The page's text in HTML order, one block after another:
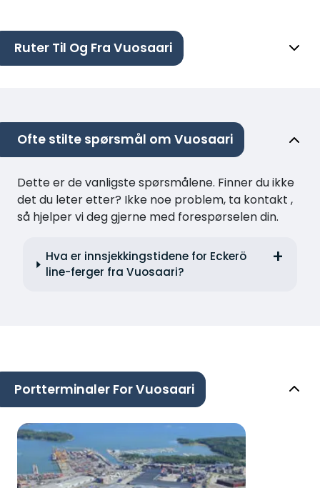
Ruter Til Og Fra Vuosaari
Ofte stilte spørsmål om Vuosaari
Dette er de vanligste spørsmålene. Finner du ikke
det du leter etter? Ikke noe problem, ta kontakt ,
så hjelper vi deg gjerne med forespørselen din.
Hva er innsjekkingstidene for Eckerö
line-ferger fra Vuosaari?
Portterminaler For Vuosaari